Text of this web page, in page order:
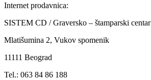
Internet prodavnica:
SISTEM CD / Graversko – štamparski centar
Mlatišumina 2, Vukov spomenik
11111 Beograd
Tel.: 063 84 86 188